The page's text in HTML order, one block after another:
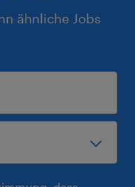
ähnliche Jobs